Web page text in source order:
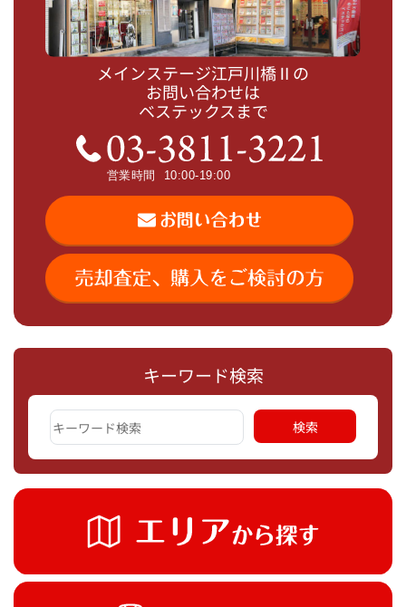
キーワード検索
メインステージ江戸川橋Ⅱの
お問い合わせは
ベステックスまで